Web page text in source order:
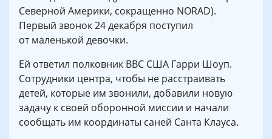
Северной Америки, сокращенно NORAD).
Первый звонок 24 декабря поступил
от маленькой девочки.
Ей ответил полковник ВВС США Гарри Шоуп.
Сотрудники центра, чтобы не расстраивать
детей, которые им звонили, добавили новую
задачу к своей оборонной миссии и начали
сообщать им координаты саней Санта Клауса.